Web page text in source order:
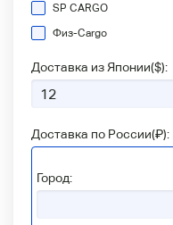
SP CARGO
Физ-Сargo
Доставка из Японии($):
Доставка по России(₽):
Город: